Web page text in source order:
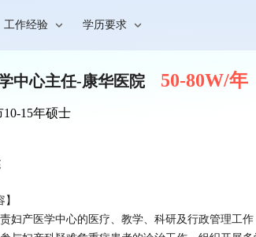
工作经验 学历要求
中心主任-康华医院 50-80W/年
10-15年硕士
妇产医学中心的医疗、教学、科研及行政管理工